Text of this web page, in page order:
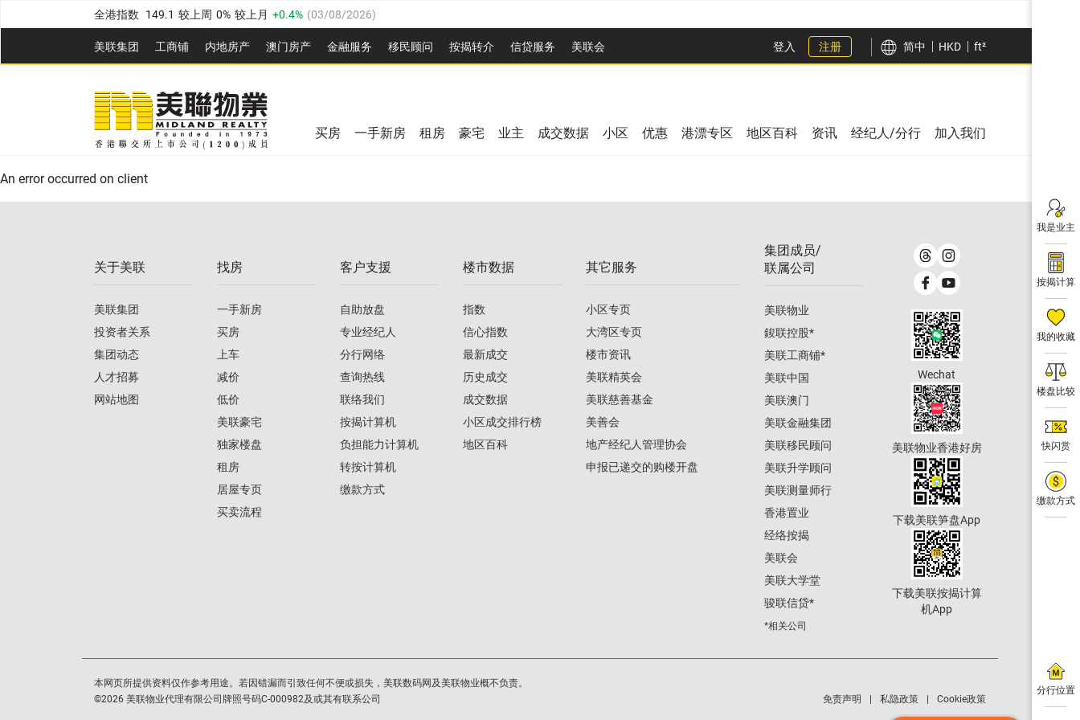
全港指数 149.1 较上周 0% 较上月 0.4% (03/08/2026)
港岛指数 157.4 较上周 -0.3% 较上月 -0.8% 03/08/2026
九龙指数 156.4 较上周 -0.1% 较上月 0.3% (03/08/2026)
新界指数 134.8 较上周 0.1% 较上月
美联信心指数 77.1 较上周 0.7% 较上月 03/08/2026
美联集团 工商铺 内地房产 澳⻔房产 金融服务 移民顾问 按揭转介 信贷服务 美联会
全港指数 149.1 较上周 0% 较上月
美联信心指数 较上周 0.7% 03/08/2026
登入 注册 简中 HKD ft²
我是业主
按揭计算
我的收藏
楼盘比较
快闪赏
缴款方式
分行位置
买房 一手新房 租房 豪宅 业主 成交数据 小区 优惠 港漂专区 地区百科 资讯 经纪人/分行 加入我们
An error occurred on client
关于美联
美联集团
投资者关系
集团动态
人才招募
网站地图
找房
一手新房
买房
上车
减价
低价
美联豪宅
独家楼盘
租房
居屋专页
买卖流程
客户支援
自助放盘
专业经纪人
分行网络
查询热线
联络我们
按揭计算机
负担能力计算机
转按计算机
缴款方式
楼市数据
指数
信心指数
最新成交
历史成交
成交数据
小区成交排行榜
地区百科
其它服务
小区专页
大湾区专页
楼市资讯
美联精英会
美联慈善基金
美善会
地产经纪人管理协会
申报已递交的购楼开盘
集团成员/
联属公司
美联物业
鋑联控股*
美联工商铺*
美联中国
美联澳门
美联金融集团
美联移民顾问
美联升学顾问
美联测量师行
香港置业
经络按揭
美联会
美联大学堂
骏联信贷*
*相关公司
Wechat
美联物业香港好房
下载美联笋盘App
下载美联按揭计算
机App
本网页所提供资料仅作参考用途。若因错漏而引致任何不便或损失，美联数码网及美联物业概不负责。
©2026 美联物业代理有限公司牌照号码C-000982及或其有联系公司 免责声明 私隐政策 Cookie政策